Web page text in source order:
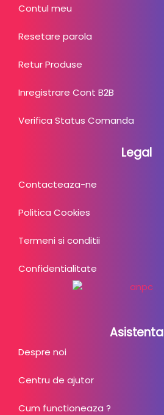
Contul meu
Resetare parola
Retur Produse
Inregistrare Cont B2B
Verifica Status Comanda
Legal
Contacteaza-ne
Politica Cookies
Termeni si conditii
Confidentialitate
Asistenta
Despre noi
Centru de ajutor
Cum functioneaza ?